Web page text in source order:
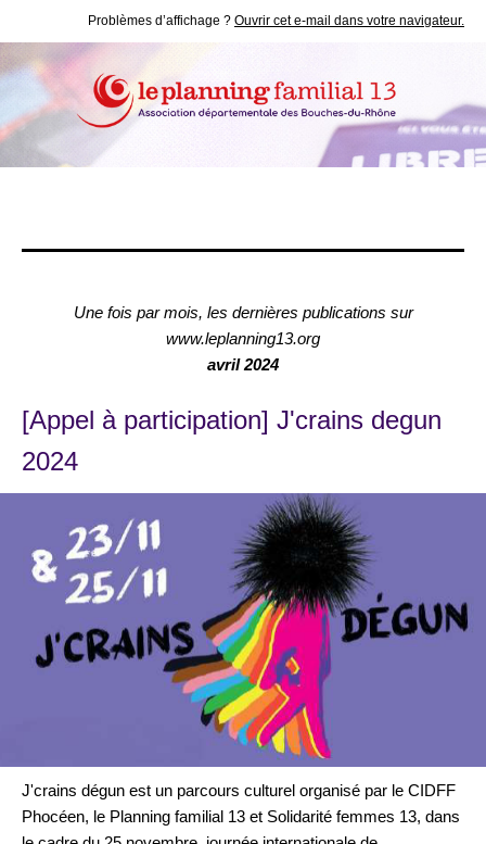
Problèmes d’affichage ? Ouvrir cet e-mail dans votre navigateur.
Une fois par mois, les dernières publications sur
www.leplanning13.org
avril 2024
[Appel à participation] J'crains degun
2024
J'crains dégun est un parcours culturel organisé par le CIDFF
Phocéen, le Planning familial 13 et Solidarité femmes 13, dans